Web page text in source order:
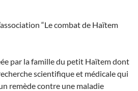
“Le combat de Haïtem
par la famille du petit Haïtem dont
scientifique et médicale qui
remède contre une maladie